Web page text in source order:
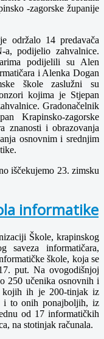
-zagorske županije
održalo 14 predavača
podijelio zahvalnice.
podijelili su Alen
i Alenka Dogan
škole zaslužni su
kojima je Stjepan
Gradonačelnik
Krapinsko-zagorske
znanosti i obrazovanja
osnovnim i srednjim
iščekujemo 23. zimsku
informatike
Škole, krapinskog
informatičara,
škole, koja se
put. Na ovogodišnjoj
250 učenika osnovnih i
kojih ih je 200-tinjak iz
i to onih ponajboljih, iz
od 17 informatičkih
na stotinjak računala.